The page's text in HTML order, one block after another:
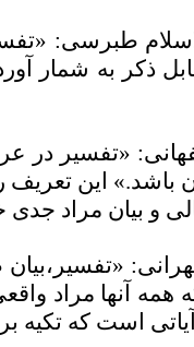
طبرسی:
ذکر به شمار
«تفسیر در
باشد.» این
و بیان مراد
همه آنها مراد
است که تکیه